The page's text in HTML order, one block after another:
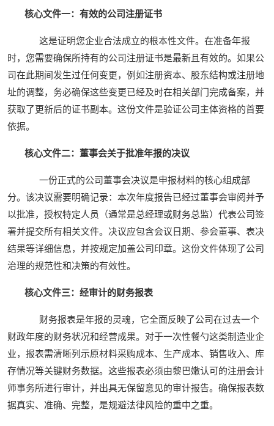
核心文件一：有效的公司注册证书
这是证明您企业合法成立的根本性文件。在准备年报
时，您需要确保所持有的公司注册证书是最新且有效的。如果公
司在此期间发生过任何变更，例如注册资本、股东结构或注册地
址的调整，务必确保这些变更已经及时在相关部门完成备案，并
获取了更新后的证书副本。这份文件是验证公司主体资格的首要
依据。
核心文件二：董事会关于批准年报的决议
一份正式的公司董事会决议是申报材料的核心组成部
分。该决议需要明确记录：本次年度报告已经过董事会审阅并予
以批准，授权特定人员（通常是总经理或财务总监）代表公司签
署并提交所有相关文件。决议应包含会议日期、参会董事、表决
结果等详细信息，并按规定加盖公司印章。这份文件体现了公司
治理的规范性和决策的有效性。
核心文件三：经审计的财务报表
财务报表是年报的灵魂，它全面反映了公司在过去一个
财政年度的财务状况和经营成果。对于一次性餐勺这类制造业企
业，报表需清晰列示原材料采购成本、生产成本、销售收入、库
存情况等关键财务数据。这些报表必须由黎巴嫩认可的注册会计
师事务所进行审计，并出具无保留意见的审计报告。确保报表数
据真实、准确、完整，是规避法律风险的重中之重。